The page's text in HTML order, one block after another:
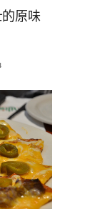
原味